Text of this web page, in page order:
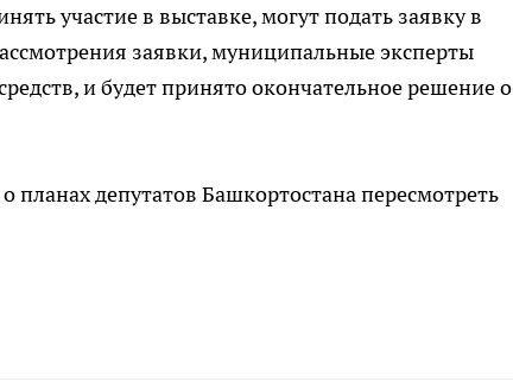
участие в выставке, могут подать заявку в
заявки, муниципальные эксперты
и будет принято окончательное решение о
депутатов Башкортостана пересмотреть